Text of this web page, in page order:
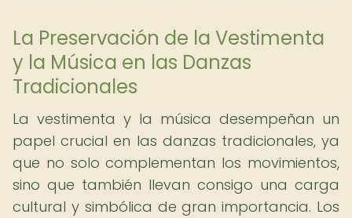
La Preservación de la Vestimenta
y la Música en las Danzas
Tradicionales
La vestimenta y la música desempeñan un
papel crucial en las danzas tradicionales, ya
que no solo complementan los movimientos,
sino que también llevan consigo una carga
cultural y simbólica de gran importancia. Los